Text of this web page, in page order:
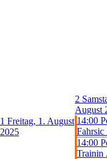
1 Freitag, 1. August
2025
2
August
14:00
Fahrsic
14:00
Trainin